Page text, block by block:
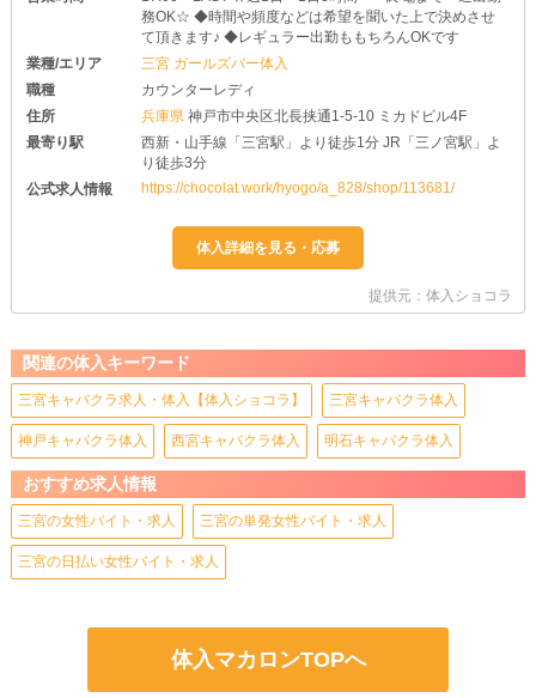
務OK☆ ◆時間や頻度などは希望を聞いた上で決めさせ
て頂きます♪ ◆レギュラー出勤ももちろんOKです
業種/エリア
三宮 ガールズバー体入
職種
カウンターレディ
住所
兵庫県神戸市中央区北長挟通1-5-10 ミカドビル4F
最寄り駅
西新・山手線「三宮駅」より徒歩1分 JR「三ノ宮駅」よ
り徒歩3分
公式求人情報
https://chocolat.work/hyogo/a_828/shop/113681/
提供元：体入ショコラ
関連の体入キーワード
三宮キャバクラ求人・体入【体入ショコラ】 三宮キャバクラ体入
神戸キャバクラ体入 西宮キャバクラ体入 明石キャバクラ体入
おすすめ求人情報
三宮の女性バイト・求人 三宮の単発女性バイト・求人
三宮の日払い女性バイト・求人
体入マカロンTOPへ